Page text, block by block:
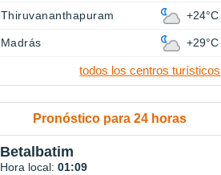
Thiruvananthapuram +24°C
Madrás +29°C
todos los centros turísticos
Pronóstico para 24 horas
Betalbatim
Hora local: 01:09